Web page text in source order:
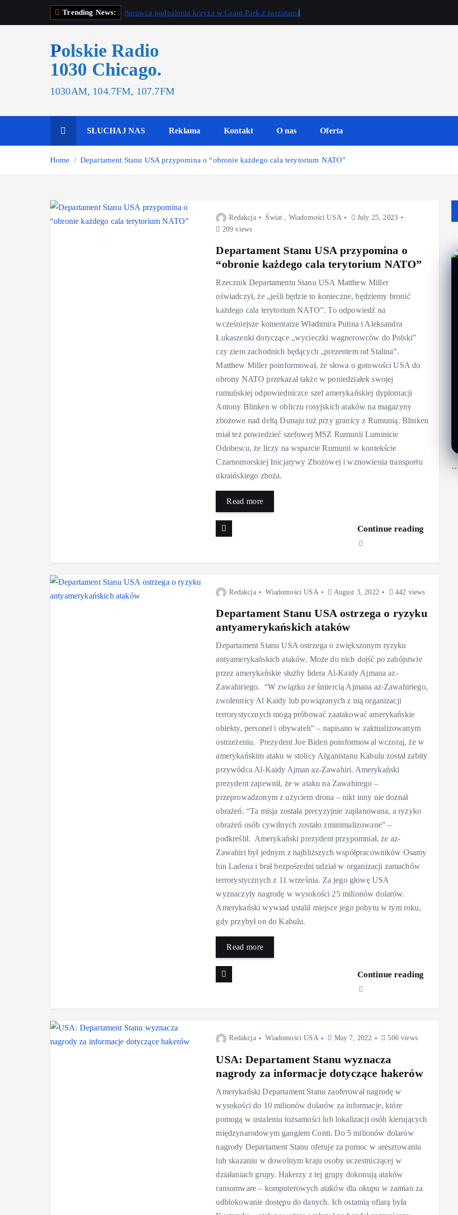
Trending News: Sprawca podpalenia krzyża w Grant Park z zarzutami
Polskie Radio
1030 Chicago.
1030AM, 104.7FM, 107.7FM
SŁUCHAJ NAS Reklama Kontakt O nas Oferta
Home Departament Stanu USA przypomina o “obronie każdego cala terytorium NATO”
Redakcja Świat , Wiadomości USA
July 25, 2023
209 views
Departament Stanu USA przypomina o
“obronie każdego cala terytorium NATO”
Rzecznik Departamentu Stanu USA Matthew Miller
oświadczył, że „jeśli będzie to konieczne, będziemy bronić
każdego cala terytorium NATO”. To odpowiedź na
wcześniejsze komentarze Władimira Putina i Aleksandra
Łukaszenki dotyczące „wycieczki wagnerowców do Polski”
czy ziem zachodnich będących „prezentem od Stalina”.
Matthew Miller poinformował, że słowa o gotowości USA do
obrony NATO przekazał także w poniedziałek swojej
rumuńskiej odpowiedniczce szef amerykańskiej dyplomacji
Antony Blinken w obliczu rosyjskich ataków na magazyny
zbożowe nad deltą Dunaju tuż przy granicy z Rumunią. Blinken
miał też powiedzieć szefowej MSZ Rumunii Luminicie
Odobescu, że liczy na wsparcie Rumunii w kontekście
Czarnomorskiej Inicjatywy Zbożowej i wznowienia transportu
ukraińskiego zboża.
Read more
Continue reading
Redakcja Wiadomości USA August 3, 2022 442 views
Departament Stanu USA ostrzega o ryzyku
antyamerykańskich ataków
Departament Stanu USA ostrzega o zwiększonym ryzyku
antyamerykańskich ataków. Może do nich dojść po zabójstwie
przez amerykańskie służby lidera Al-Kaidy Ajmana az-
Zawahiriego. “W związku ze śmiercią Ajmana az-Zawahiriego,
zwolennicy Al Kaidy lub powiązanych z nią organizacji
terrorystycznych mogą próbować zaatakować amerykańskie
obiekty, personel i obywateli” – napisano w zaktualizowanym
ostrzeżeniu. Prezydent Joe Biden poinformował wczoraj, że w
amerykańskim ataku w stolicy Afganistanu Kabulu został zabity
przywódca Al-Kaidy Ajman az-Zawahiri. Amerykański
prezydent zapewnił, że w ataku na Zawahirego –
przeprowadzonym z użyciem drona – nikt inny nie doznał
obrażeń. “Ta misja została precyzyjnie zaplanowana, a ryzyko
obrażeń osób cywilnych zostało zminimalizowane” –
podkreślił. Amerykański prezydent przypomniał, że az-
Zawahiri był jednym z najbliższych współpracowników Osamy
bin Ladena i brał bezpośredni udział w organizacji zamachów
terrorystycznych z 11 września. Za jego głowę USA
wyznaczyły nagrodę w wysokości 25 milionów dolarów.
Amerykański wywiad ustalił miejsce jego pobytu w tym roku,
gdy przybył on do Kabulu.
Read more
Continue reading
Redakcja Wiadomości USA May 7, 2022 506 views
USA: Departament Stanu wyznacza
nagrody za informacje dotyczące hakerów
Amerykański Departament Stanu zaoferował nagrodę w
wysokości do 10 milionów dolarów za informacje, które
pomogą w ustaleniu tożsamości lub lokalizacji osób kierujących
międzynarodowym gangiem Conti. Do 5 milionów dolarów
nagrody Departament Stanu oferuje za pomoc w aresztowaniu
lub skazaniu w dowolnym kraju osoby uczestniczącej w
działaniach grupy. Hakerzy z tej grupy dokonują ataków
ransomware – komputerowych ataków dla okupu w zamian za
odblokowanie dostępu do danych. Ich ostatnią ofiarą była